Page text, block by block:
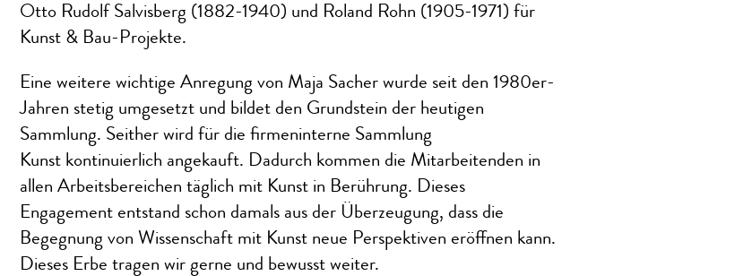
Otto Rudolf Salvisberg (1882-1940) und Roland Rohn (1905-1971) für
Kunst & Bau-Projekte.
Eine weitere wichtige Anregung von Maja Sacher wurde seit den 1980er-
Jahren stetig umgesetzt und bildet den Grundstein der heutigen
Sammlung. Seither wird für die firmeninterne Sammlung
Kunst kontinuierlich angekauft. Dadurch kommen die Mitarbeitenden in
allen Arbeitsbereichen täglich mit Kunst in Berührung. Dieses
Engagement entstand schon damals aus der Überzeugung, dass die
Begegnung von Wissenschaft mit Kunst neue Perspektiven eröffnen kann.
Dieses Erbe tragen wir gerne und bewusst weiter.